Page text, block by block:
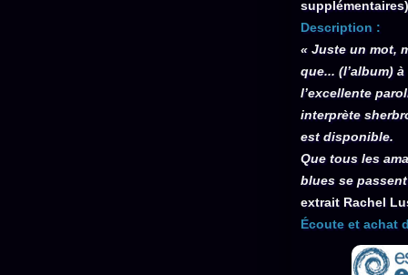
supplémentaires)
Description :
« Juste un mot,
que... (l’album)
l’excellente
interprète
est disponible.
Que tous les
blues se
extrait Rachel
Écoute et achat